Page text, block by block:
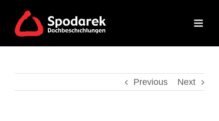
content
Previous Next